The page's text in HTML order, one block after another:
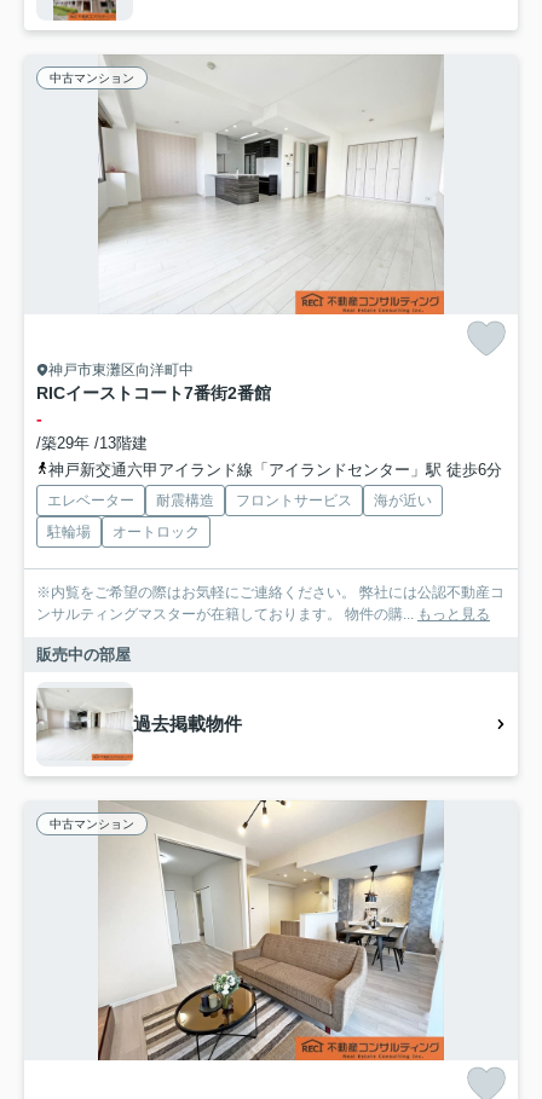
中古マンション
神戸市東灘区向洋町中
RICイーストコート7番街2番館
-
/築29年 /13階建
神戸新交通六甲アイランド線「アイランドセンター」駅 徒歩6分
エレベーター 耐震構造 フロントサービス
海が近い
駐輪場
オートロック
※内覧をご希望の際はお気軽にご連絡ください。 弊社には公認不動産コ
ンサルティングマスターが在籍しております。 物件の購... もっと見る
販売中の部屋
過去掲載物件
中古マンション